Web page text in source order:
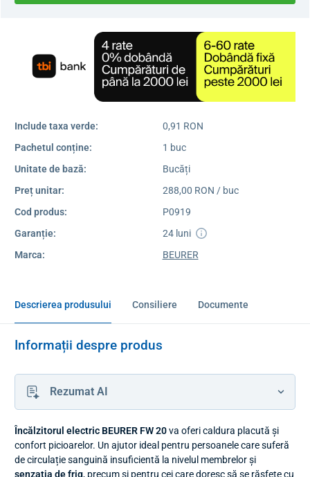
Include taxa verde:
0,91 RON
Pachetul conține:
1 buc
Unitate de bază:
Bucăți
Preț unitar:
288,00 RON / buc
Cod produs:
P0919
Garanție:
24 luni
Marca:
BEURER
Descrierea produsului Consiliere Documente
Informații despre produs
Rezumat AI
Încălzitorul electric BEURER FW 20va oferi caldura placută și
confort picioarelor. Un ajutor ideal pentru persoanele care suferă
de circulație sanguină insuficientă la nivelul membrelor și
senzația de frig, precum și pentru cei care doresc să se răsfețe cu